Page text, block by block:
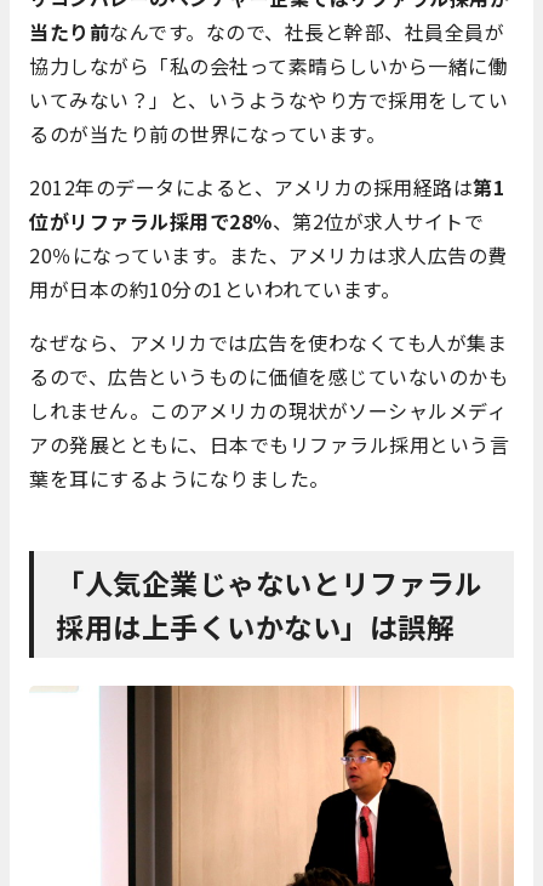
当たり前なんです。なので、社長と幹部、社員全員が
協力しながら「私の会社って素晴らしいから一緒に働
いてみない？」と、いうようなやり方で採用をしてい
るのが当たり前の世界になっています。
2012年のデータによると、アメリカの採用経路は第1
位がリファラル採用で28％、第2位が求人サイトで
20％になっています。また、アメリカは求人広告の費
用が日本の約10分の1といわれています。
なぜなら、アメリカでは広告を使わなくても人が集ま
るので、広告というものに価値を感じていないのかも
しれません。このアメリカの現状がソーシャルメディ
アの発展とともに、日本でもリファラル採用という言
葉を耳にするようになりました。
「人気企業じゃないとリファラル
採用は上手くいかない」は誤解